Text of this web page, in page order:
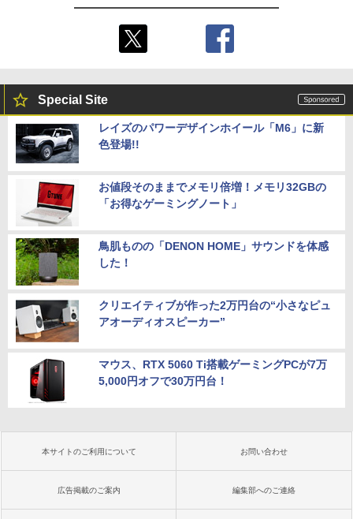
Special Site
レイズのパワーデザインホイール「M6」に新
色登場!!
お値段そのままでメモリ倍増！メモリ32GBの
「お得なゲーミングノート」
鳥肌ものの「DENON HOME」サウンドを体感
した！
クリエイティブが作った2万円台の“小さなピュ
アオーディオスピーカー”
マウス、RTX 5060 Ti搭載ゲーミングPCが7万
5,000円オフで30万円台！
本サイトのご利用について お問い合わせ
広告掲載のご案内 編集部へのご連絡